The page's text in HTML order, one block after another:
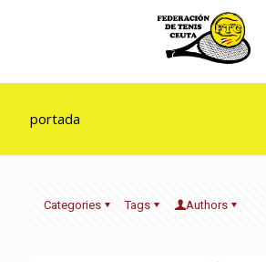
portada
Categories Tags Authors